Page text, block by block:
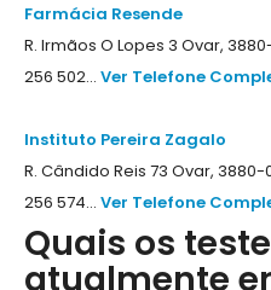
Farmácia Resende
R. Irmãos O Lopes 3 Ovar,
256 502... Ver Telefone
Instituto Pereira Zagalo
R. Cândido Reis 73 Ovar, 3880-
256 574... Ver Telefone
Quais os
atualmente